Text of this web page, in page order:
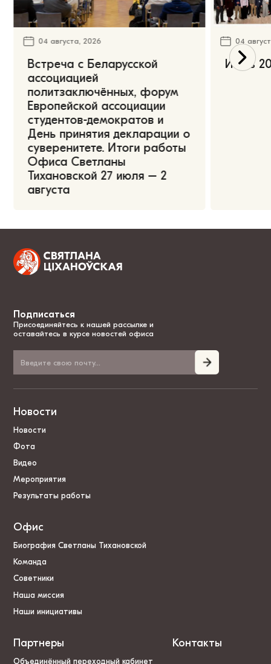
04 августа, 2026
Встреча с Беларусской
ассоциацией
политзаключённых, форум
Европейской ассоциации
студентов-демократов и
День принятия декларации о
суверенитете. Итоги работы
Офиса Светланы
Тихановской 27 июля – 2
августа
04
Июль
Подписаться
Присоединяйтесь к нашей рассылке и
оставайтесь в курсе новостей офиса
Новости
Новости
Фота
Видео
Мероприятия
Результаты работы
Офис
Биография Светланы Тихановской
Команда
Советники
Наша миссия
Наши инициативы
Партнеры
Объединённый переходный кабинет
Контакты